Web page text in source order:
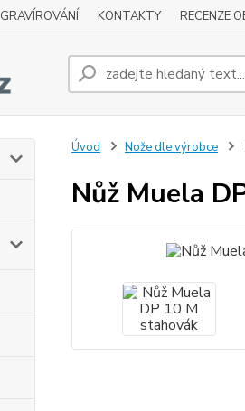
GRAVÍROVÁNÍ KONTAKTY RECENZE
Úvod Nože dle výrobce
Nůž Muela